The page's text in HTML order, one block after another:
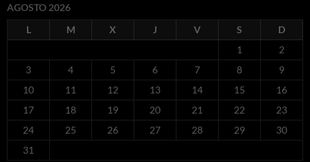
AGOSTO 2026
L
M X J V S
D
1
2
3
4 5 6 7 8
9
10
11 12 13 14 15
16
17
18 19 20 21 22
23
24
25 26 27 28 29
30
31